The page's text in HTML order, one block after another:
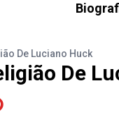
De Luciano Huck
De